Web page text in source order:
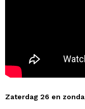
Zaterdag 26 en